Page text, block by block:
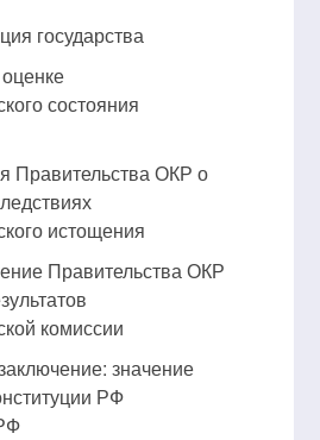
государства
состояния
Правительства ОКР о
истощения
Правительства ОКР
комиссии
значение
РФ